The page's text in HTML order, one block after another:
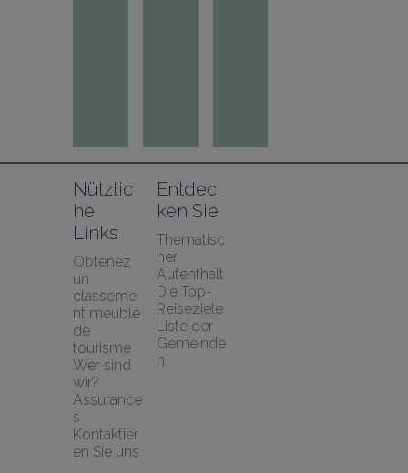
Nützlic
he
Links
Obtenez
un
classeme
nt meublé
de
tourisme
Wer sind
wir?
Assurance
s
Kontaktier
en Sie uns
Entdec
ken Sie
Thematisc
her
Aufenthalt
Die Top-
Reiseziele
Liste der
Gemeinde
n